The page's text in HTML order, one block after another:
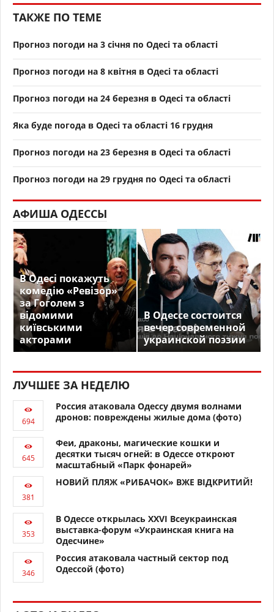
ТАКЖЕ ПО ТЕМЕ
Прогноз погоди на 3 січня по Одесі та області
Прогноз погоди на 8 квітня в Одесі та області
Прогноз погоди на 24 березня в Одесі та області
Яка буде погода в Одесі та області 16 грудня
Прогноз погоди на 23 березня в Одесі та області
Прогноз погоди на 29 грудня по Одесі та області
АФИША ОДЕССЫ
В Одесі покажуть
комедію «Ревізор»
за Гоголем з
відомими
київськими
акторами
В Одессе состоится
вечер современной
украинской поэзии
ЛУЧШЕЕ ЗА НЕДЕЛЮ
Россия атаковала Одессу двумя волнами
дронов: повреждены жилые дома (фото)
Феи, драконы, магические кошки и
десятки тысяч огней: в Одессе откроют
масштабный «Парк фонарей»
НОВИЙ ПЛЯЖ «РИБАЧОК» ВЖЕ ВІДКРИТИЙ!
В Одессе открылась XXVI Всеукраинская
выставка-форум «Украинская книга на
Одесчине»
Россия атаковала частный сектор под
Одессой (фото)